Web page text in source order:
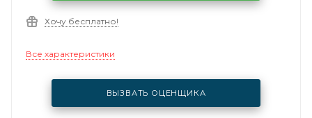
Хочу бесплатно!
Все характеристики
ВЫЗВАТЬ ОЦЕНЩИКА